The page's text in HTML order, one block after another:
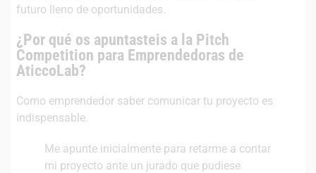
futuro lleno de oportunidades.
¿Por qué os apuntasteis a la Pitch
Competition para Emprendedoras de
AticcoLab?
Como emprendedor saber comunicar tu proyecto es
indispensable.
Me apunte inicialmente para retarme a contar
mi proyecto ante un jurado que pudiese